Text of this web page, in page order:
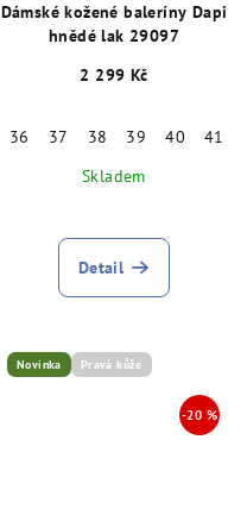
Dámské kožené baleríny Dapi
hnědé lak 29097
2 299 Kč
36 37 38 39 40 41
Skladem
Detail
Novinka Pravá kůže